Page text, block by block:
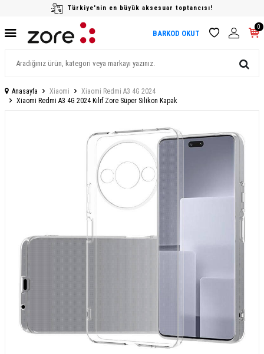
Türkiye'nin en büyük aksesuar toptancısı!
BARKOD OKUT
0
Anasayfa Xiaomi
Xiaomi Redmi A3 4G 2024
Xiaomi Redmi A3 4G 2024 Kılıf Zore Süper Silikon Kapak